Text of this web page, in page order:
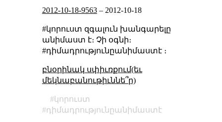
2012-10-18-9563– 2012-10-18
#կորուստ զգալուն խանգարելը
անիմաստ է։ Չի օգնի։
#դիմադրությունըանիմաստէ ։
բնօրինակ սփիւռքում(եւ
մեկնաբանութիւննե՞ր)
կորուստ
դիմադրությունըանիմաստէ